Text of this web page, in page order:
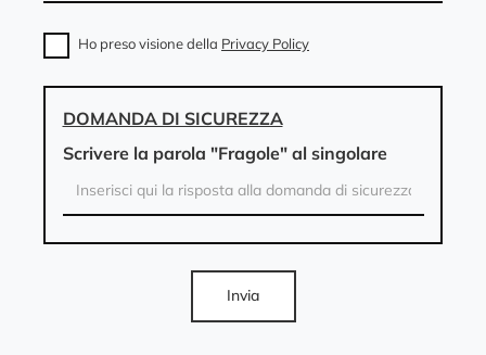
Ho preso visione della Privacy Policy
DOMANDA DI SICUREZZA
Scrivere la parola "Fragole" al singolare
Invia